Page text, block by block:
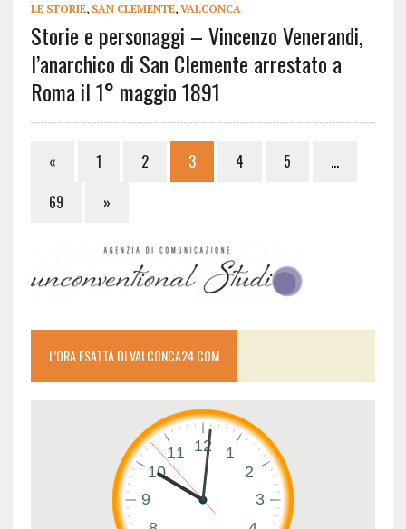
LE STORIE, SAN CLEMENTE, VALCONCA
Storie e personaggi – Vincenzo Venerandi,
l’anarchico di San Clemente arrestato a
Roma il 1° maggio 1891
« 1 2 3 4 5
…
69
»
L’ORA ESATTA DI VALCONCA24.COM